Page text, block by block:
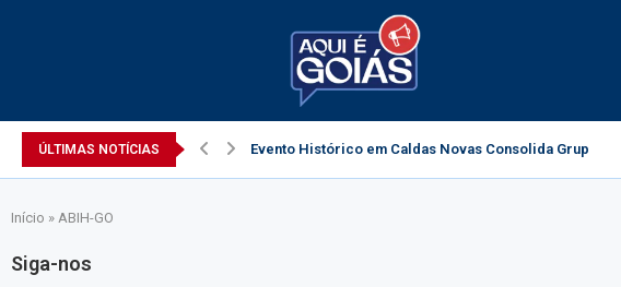
ÚLTIMAS NOTÍCIAS Evento Histórico em Caldas Novas Consolida Grupo
Início » ABIH-GO
Siga-nos